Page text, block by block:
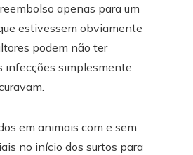
apenas para um
estivessem obviamente
podem não ter
infecções simplesmente
em animais com e sem
no início dos surtos para